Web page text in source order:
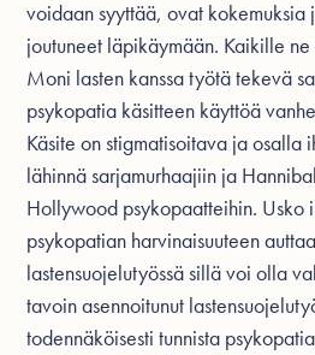
voidaan syyttää, ovat kokemuksia
joutuneet läpikäymään. Kaikille
Moni lasten kanssa työtä tekevä
psykopatia käsitteen käyttöä
Käsite on stigmatisoitava ja osalla
lähinnä sarjamurhaajiin ja
Hollywood psykopaatteihin. Usko
psykopatian harvinaisuuteen
lastensuojelutyössä sillä voi olla
tavoin asennoitunut
todennäköisesti tunnista